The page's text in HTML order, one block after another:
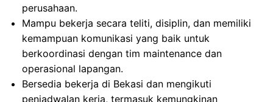
perusahaan.
Mampu bekerja secara teliti, disiplin, dan memiliki
kemampuan komunikasi yang baik untuk
berkoordinasi dengan tim maintenance dan
operasional lapangan.
Bersedia bekerja di Bekasi dan mengikuti
penjadwalan kerja, termasuk kemungkinan